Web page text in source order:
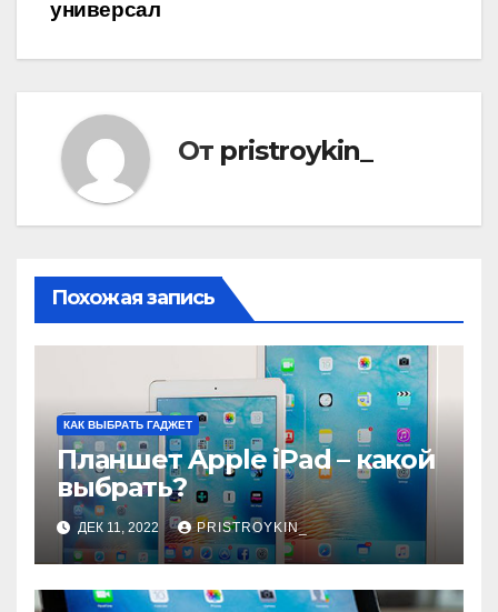
записям
универсал
От pristroykin_
Похожая запись
КАК ВЫБРАТЬ ГАДЖЕТ
Планшет Apple iPad – какой
выбрать?
ДЕК 11, 2022 PRISTROYKIN_